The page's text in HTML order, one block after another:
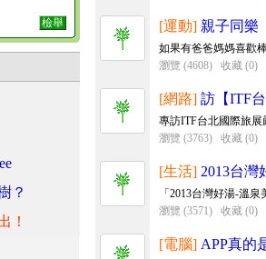
檢舉
？
！
[運動] 親子同樂
如果有爸爸媽媽喜歡
瀏覽 (4608)
收藏 (0)
[網路] 訪【ITF
專訪ITF台北國際旅
瀏覽 (3763)
收藏 (0)
[生活] 2013台灣
「2013台灣好湯-溫
瀏覽 (3571)
收藏 (0)
[電腦] APP真的